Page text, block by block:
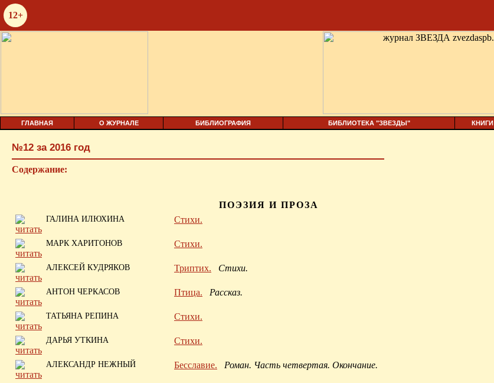
12+
ГЛАВНАЯ О ЖУРНАЛЕ БИБЛИОГРАФИЯ БИБЛИОТЕКА "ЗВЕЗДЫ" КНИГИ
№12 за 2016 год
Содержание:
ПОЭЗИЯ И ПРОЗА
ГАЛИНА ИЛЮХИНА Стихи.
МАРК ХАРИТОНОВ Стихи.
АЛЕКСЕЙ КУДРЯКОВ Триптих. Стихи.
АНТОН ЧЕРКАСОВ Птица. Рассказ.
ТАТЬЯНА РЕПИНА Стихи.
ДАРЬЯ УТКИНА Стихи.
АЛЕКСАНДР НЕЖНЫЙ Бесславие. Роман. Часть четвертая. Окончание.